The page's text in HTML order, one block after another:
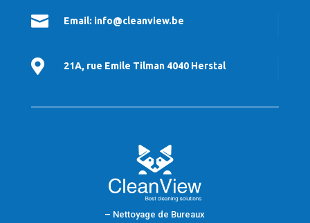
 Email: info@cleanview.be
 21A, rue Emile Tilman 4040 Herstal
– Nettoyage de Bureaux